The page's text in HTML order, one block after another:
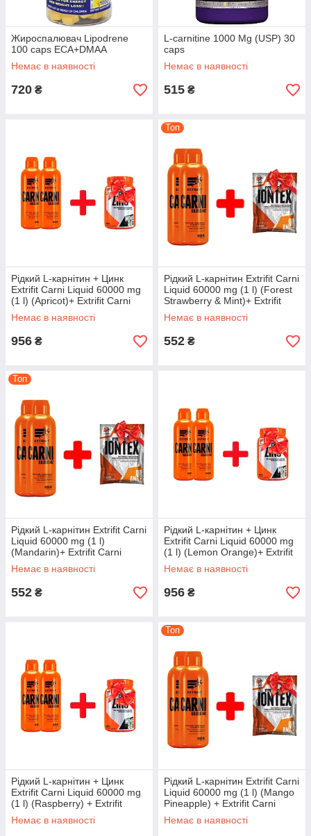
Жироспалювач Lipodrene
100 caps ECA+DMAA
Немає в наявності
720 ₴
L-carnitine 1000 Mg (USP) 30
caps
Немає в наявності
515 ₴
Рідкий L-карнітин + Цинк
Extrifit Carni Liquid 60000 mg
(1 l) (Apricot)+ Extrifit Carni
Liquid 60000 mg ) (Apricot) +
Extrifit
Немає в наявності
956 ₴
Топ
Рідкий L-карнітин Extrifit Carni
Liquid 60000 mg (1 l) (Forest
Strawberry & Mint)+ Extrifit
Carni Liquid 60000 mg )
(Forest
Немає в наявності
552 ₴
Топ
Рідкий L-карнітин Extrifit Carni
Liquid 60000 mg (1 l)
(Mandarin)+ Extrifit Carni
Liquid 60000 mg ) (Mandarin)
+ Extrifit
Немає в наявності
552 ₴
Рідкий L-карнітин + Цинк
Extrifit Carni Liquid 60000 mg
(1 l) (Lemon Orange)+ Extrifit
Carni Liquid 60000 mg )
(Lemon Orange) +
Немає в наявності
956 ₴
Рідкий L-карнітин + Цинк
Extrifit Carni Liquid 60000 mg
(1 l) (Raspberry) + Extrifit
Carni Liquid 60000 mg (1 l)
(Raspberry) +
Немає в наявності
Топ
Рідкий L-карнітин Extrifit Carni
Liquid 60000 mg (1 l) (Mango
Pineapple) + Extrifit Carni
Liquid 60000 mg (1 l) (Mango
Немає в наявності